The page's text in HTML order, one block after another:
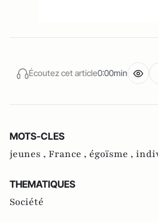
Écoutez cet article0:00min
MOTS-CLES
jeunes , France , égoïsme ,
THEMATIQUES
Société